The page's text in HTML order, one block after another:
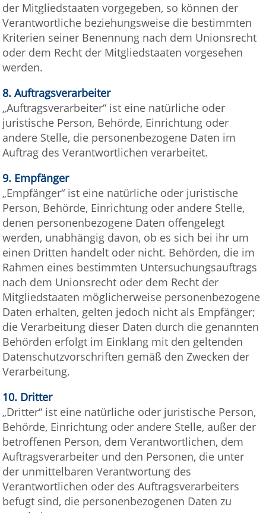
der Mitgliedstaaten vorgegeben, so können der
Verantwortliche beziehungsweise die bestimmten
Kriterien seiner Benennung nach dem Unionsrecht
oder dem Recht der Mitgliedstaaten vorgesehen
werden.
8.Auftragsverarbeiter
„Auftragsverarbeiter“ ist eine natürliche oder
juristische Person, Behörde, Einrichtung oder
andere Stelle, die personenbezogene Daten im
Auftrag des Verantwortlichen verarbeitet.
9. Empfänger
„Empfänger“ ist eine natürliche oder juristische
Person, Behörde, Einrichtung oder andere Stelle,
denen personenbezogene Daten offengelegt
werden, unabhängig davon, ob es sich bei ihr um
einen Dritten handelt oder nicht. Behörden, die im
Rahmen eines bestimmten Untersuchungsauftrags
nach dem Unionsrecht oder dem Recht der
Mitgliedstaaten möglicherweise personenbezogene
Daten erhalten, gelten jedoch nicht als Empfänger;
die Verarbeitung dieser Daten durch die genannten
Behörden erfolgt im Einklang mit den geltenden
Datenschutzvorschriften gemäß den Zwecken der
Verarbeitung.
10. Dritter
„Dritter“ ist eine natürliche oder juristische Person,
Behörde, Einrichtung oder andere Stelle, außer der
betroffenen Person, dem Verantwortlichen, dem
Auftragsverarbeiter und den Personen, die unter
der unmittelbaren Verantwortung des
Verantwortlichen oder des Auftragsverarbeiters
befugt sind, die personenbezogenen Daten zu